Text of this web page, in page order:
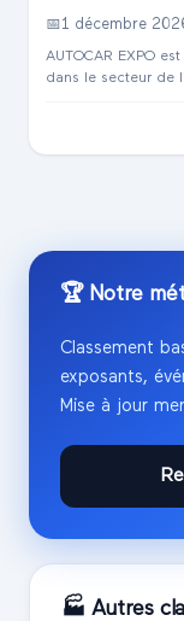
📅1 décembre
AUTOCAR EXPO
dans le secteur de
transports et la
🏆 Notre
Classement
exposants,
Mise à jour
🏭 Autres